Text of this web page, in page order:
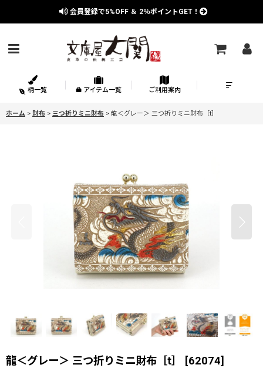
会員登録で5%OFF ＆ 2％ポイントGET！
柄一覧 アイテム一覧 ご利用案内
ホーム > 財布 > 三つ折りミニ財布 > 龍＜グレー＞ 三つ折りミニ財布［t］
龍＜グレー＞ 三つ折りミニ財布［t］ [62074]